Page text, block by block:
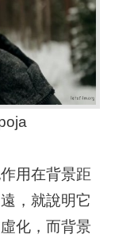
用在背景距
，就說明它
化，而背景